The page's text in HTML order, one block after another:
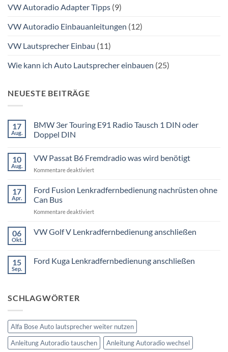
VW Autoradio Adapter Tipps (9)
VW Autoradio Einbauanleitungen (12)
VW Lautsprecher Einbau (11)
Wie kann ich Auto Lautsprecher einbauen (25)
NEUESTE BEITRÄGE
17
Aug.
BMW 3er Touring E91 Radio Tausch 1 DIN oder
Doppel DIN
zu
3er
Radio
Tausch
1
DIN
DIN
10
Aug.
VW Passat B6 Fremdradio was wird benötigt
Kommentare deaktiviertfür
Passat
B6
was
benötigt
17
Apr.
Ford Fusion Lenkradfernbedienung nachrüsten ohne
Can Bus
Kommentare deaktiviertfür
Fusion
Lenkradfernbedienung
Can
06
Okt.
VW Golf V Lenkradfernbedienung anschließen
VW
15
Sep.
Ford Kuga Lenkradfernbedienung anschließen
Kuga
SCHLAGWÖRTER
Alfa Bose Auto lautsprecher weiter nutzen
Anleitung Autoradio tauschen
Anleitung Autoradio wechsel